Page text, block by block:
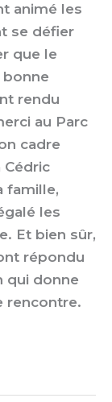
animé les
se défier
que le
bonne
rendu
au Parc
cadre
famille,
les
Et bien sûr,
répondu
qui donne
rencontre.